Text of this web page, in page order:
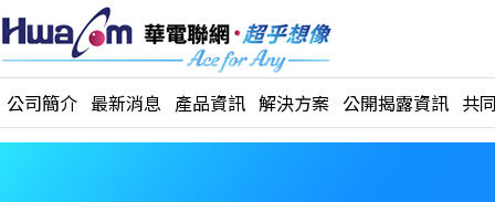
公司簡介 最新消息 產品資訊 解決方案 公開揭露資訊 共